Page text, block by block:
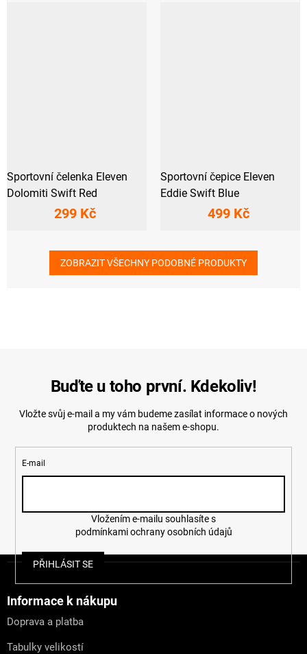
Sportovní čelenka Eleven
Dolomiti Swift Red
299 Kč
Sportovní čepice Eleven
Eddie Swift Blue
499 Kč
ZOBRAZIT VŠECHNY PODOBNÉ PRODUKTY
Buďte u toho první. Kdekoliv!
Vložte svůj e-mail a my vám budeme zasílat informace o nových
produktech na našem e-shopu.
E-mail
podmínkami ochrany osobních údajů
PŘIHLÁSIT SE
Informace k nákupu
Doprava a platba
Tabulky velikostí